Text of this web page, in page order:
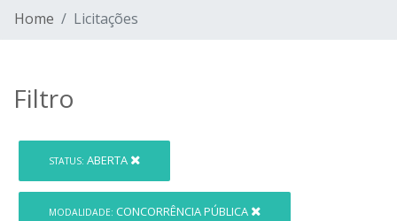
Home Licitações
Filtro
STATUS: ABERTA
MODALIDADE: CONCORRÊNCIA PÚBLICA